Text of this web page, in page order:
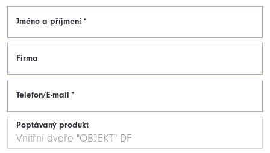
Jméno a příjmení *
Firma
Telefon/E-mail *
Poptávaný produkt